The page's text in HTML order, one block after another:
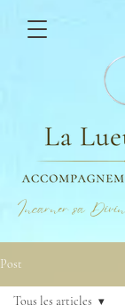
Incarner sa
Post
Tous les articles